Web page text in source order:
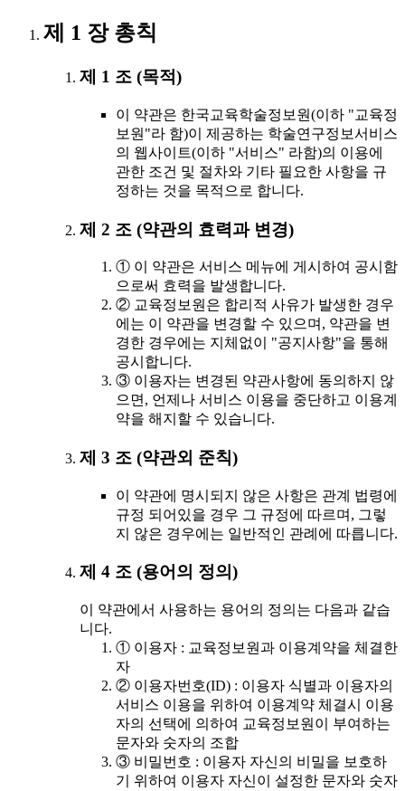
제 1 장 총칙
제 1 조 (목적)
이 약관은 한국교육학술정보원(이하 "교육정
보원"라 함)이 제공하는 학술연구정보서비스
의 웹사이트(이하 "서비스" 라함)의 이용에
관한 조건 및 절차와 기타 필요한 사항을 규
정하는 것을 목적으로 합니다.
제 2 조 (약관의 효력과 변경)
① 이 약관은 서비스 메뉴에 게시하여 공시함
으로써 효력을 발생합니다.
② 교육정보원은 합리적 사유가 발생한 경우
에는 이 약관을 변경할 수 있으며, 약관을 변
경한 경우에는 지체없이 "공지사항"을 통해
공시합니다.
③ 이용자는 변경된 약관사항에 동의하지 않
으면, 언제나 서비스 이용을 중단하고 이용계
약을 해지할 수 있습니다.
제 3 조 (약관외 준칙)
이 약관에 명시되지 않은 사항은 관계 법령에
규정 되어있을 경우 그 규정에 따르며, 그렇
지 않은 경우에는 일반적인 관례에 따릅니다.
제 4 조 (용어의 정의)
이 약관에서 사용하는 용어의 정의는 다음과 같습
니다.
① 이용자 : 교육정보원과 이용계약을 체결한
자
② 이용자번호(ID) : 이용자 식별과 이용자의
서비스 이용을 위하여 이용계약 체결시 이용
자의 선택에 의하여 교육정보원이 부여하는
문자와 숫자의 조합
③ 비밀번호 : 이용자 자신의 비밀을 보호하
기 위하여 이용자 자신이 설정한 문자와 숫자